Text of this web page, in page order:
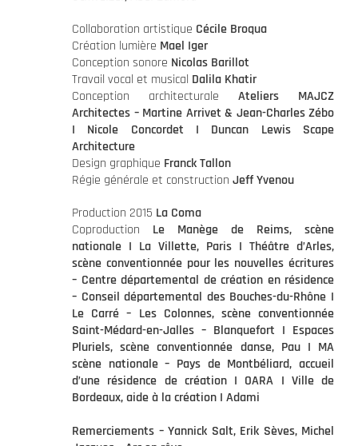
Collaboration artistique Cécile Broqua
Création lumière Mael Iger
Conception sonore Nicolas Barillot
Travail vocal et musical Dalila Khatir
Conception architecturale Ateliers MAJCZ
Architectes – Martine Arrivet & Jean-Charles Zébo
I Nicole Concordet I Duncan Lewis Scape
Architecture
Design graphique Franck Tallon
Régie générale et construction Jeff Yvenou
Production 2015 La Coma
Coproduction Le Manège de Reims, scène
nationale I La Villette, Paris I Théâtre d’Arles,
scène conventionnée pour les nouvelles écritures
– Centre départemental de création en résidence
– Conseil départemental des Bouches-du-Rhône I
Le Carré – Les Colonnes, scène conventionnée
Saint-Médard-en-Jalles – Blanquefort I Espaces
Pluriels, scène conventionnée danse, Pau I MA
scène nationale – Pays de Montbéliard, accueil
d’une résidence de création I OARA I Ville de
Bordeaux, aide à la création I Adami
Remerciements – Yannick Salt, Erik Sèves, Michel